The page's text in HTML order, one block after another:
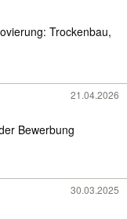
Trockenbau,
21.04.2026
Bewerbung
30.03.2025